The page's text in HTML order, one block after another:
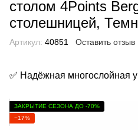
столом 4Points
столешницей,
Артикул: 40851 Оставить отзыв
✅ Надёжная многослойная
ЗАКРЫТИЕ СЕЗОНА ДО -70%
−17%